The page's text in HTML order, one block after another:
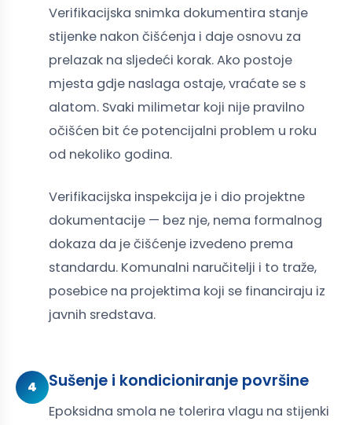
Verifikacijska snimka dokumentira stanje
stijenke nakon čišćenja i daje osnovu za
prelazak na sljedeći korak. Ako postoje
mjesta gdje naslaga ostaje, vraćate se s
alatom. Svaki milimetar koji nije pravilno
očišćen bit će potencijalni problem u roku
od nekoliko godina.
Verifikacijska inspekcija je i dio projektne
dokumentacije — bez nje, nema formalnog
dokaza da je čišćenje izvedeno prema
standardu. Komunalni naručitelji i to traže,
posebice na projektima koji se financiraju iz
javnih sredstava.
4 Sušenje i kondicioniranje površine
Epoksidna smola ne tolerira vlagu na stijenki